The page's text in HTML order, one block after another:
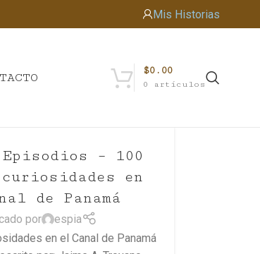
Mis Historias
0 artículos
$0.00
– 100
en
de Panamá
por
espia
en el Canal de Panamá